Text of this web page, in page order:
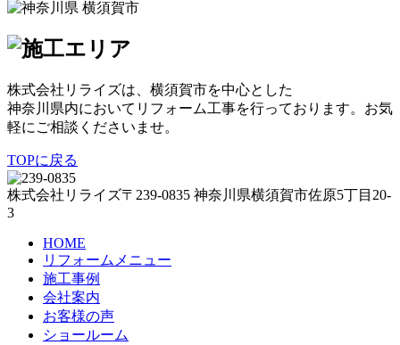
株式会社リライズは、横須賀市を中心とした
神奈川県内においてリフォーム工事を行っております。お気
軽にご相談くださいませ。
TOPに戻る
株式会社リライズ〒239-0835 神奈川県横須賀市佐原5丁目20-
3
HOME
リフォームメニュー
施工事例
会社案内
お客様の声
ショールーム